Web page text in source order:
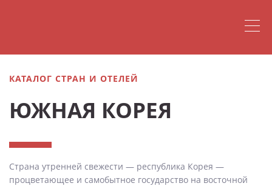
КАТАЛОГ СТРАН И ОТЕЛЕЙ
ЮЖНАЯ КОРЕЯ
Страна утренней свежести — республика Корея —
процветающее и самобытное государство на восточной